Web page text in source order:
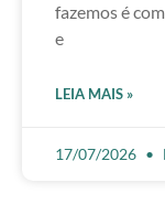
fazemos é
e
LEIA MAIS »
17/07/2026